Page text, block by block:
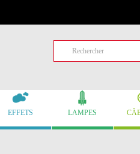
EFFETS LAMPES